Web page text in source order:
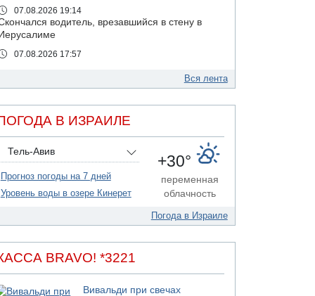
07.08.2026 19:14
водитель, врезавшийся в стену в
Иерусалиме
07.08.2026 17:57
подозреваемого в коррупционных
с Йоавом Элиаси
07.08.2026 17:51
БАГАЦ отказался заморозить лишение
налоговых льгот для уклонистов-харедим
07.08.2026 17:48
В Иерусалиме водитель врезался в забор и
07.08.2026 13:47
армия сообщила о ранении
Вся лента
В ИЗРАИЛЕ
Тель-Авив
Прогноз погоды на 7 дней
Уровень воды в озере Кинерет
+30°
переменная
облачность
Погода в Израиле
BRAVO! *3221
Вивальди при свечах